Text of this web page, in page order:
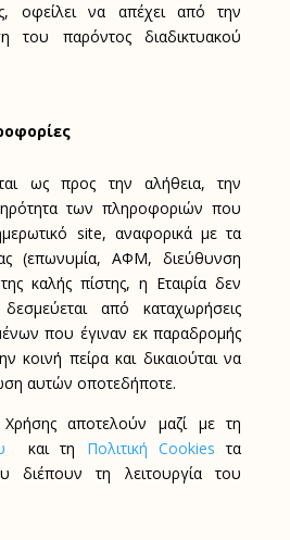
οφείλει να απέχει από την
του παρόντος διαδικτυακού
ως προς την αλήθεια, την
των πληροφοριών που
site, αναφορικά με τα
(επωνυμία, ΑΦΜ, διεύθυνση
καλής πίστης, η Εταιρία δεν
από καταχωρήσεις
που έγιναν εκ παραδρομής
κοινή πείρα και δικαιούται να
αυτών οποτεδήποτε.
αποτελούν μαζί με τη
και τη Πολιτική Cookies τα
διέπουν τη λειτουργία του